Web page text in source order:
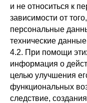
и не относиться к
зависимости от
персональные
технические
4.2. При помощи
информация о
целью улучшения
функциональных
следствие,